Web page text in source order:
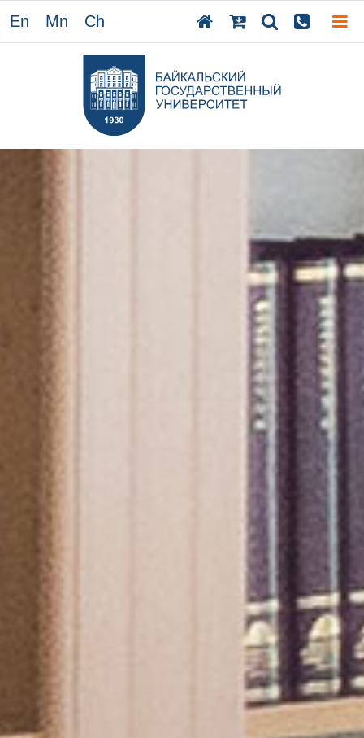
En Mn Ch